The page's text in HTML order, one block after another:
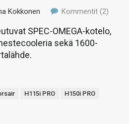
Kokkonen Kommentit (2)
SPEC-OMEGA-kotelo,
sekä 1600-
H115i PRO
H150i PRO